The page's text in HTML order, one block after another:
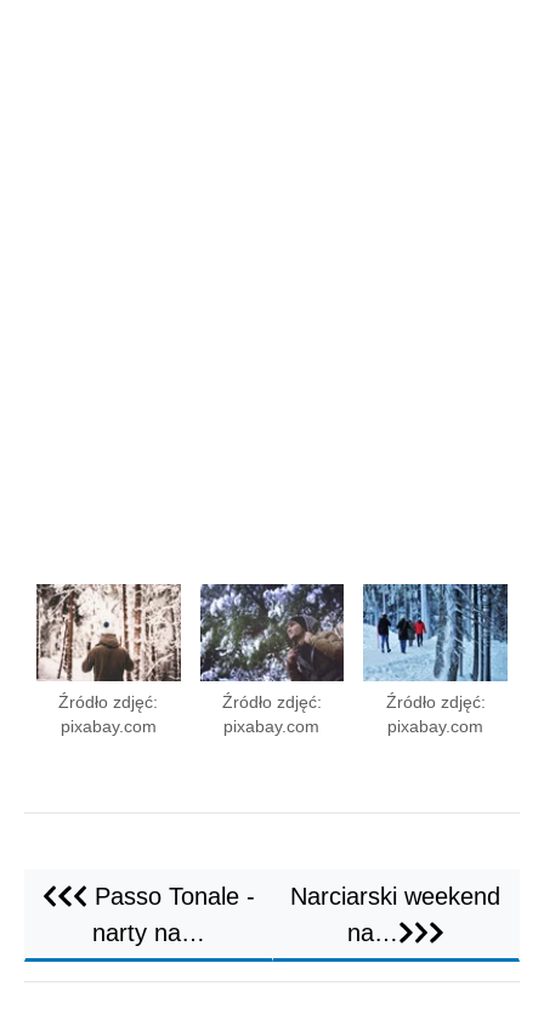
Źródło zdjęć:
pixabay.com
Źródło zdjęć:
pixabay.com
Źródło zdjęć:
pixabay.com
Passo Tonale -
narty na…
Narciarski weekend
na…